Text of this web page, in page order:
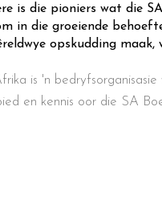
is die pioniers wat die
in die groeiende
opskudding maak,
is 'n
en kennis oor die SA